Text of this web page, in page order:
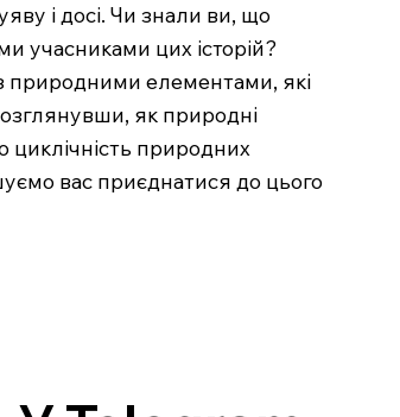
і досі. Чи знали ви, що
учасниками цих історій?
природними елементами, які
як природні
циклічність природних
вас приєднатися до цього